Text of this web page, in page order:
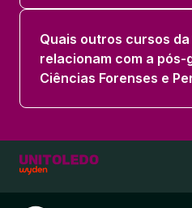
Quais outros cursos da
relacionam com a pós-
Ciências Forenses e